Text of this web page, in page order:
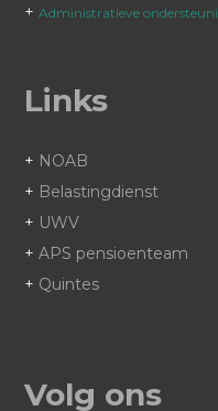
+Administratieve
Links
+ NOAB
+ Belastingdienst
+ UWV
+APS pensioenteam
+ Quintes
Volg ons